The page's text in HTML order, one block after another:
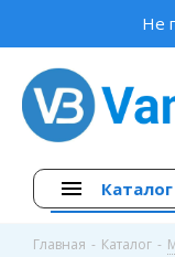
Не
Каталог
Главная - Каталог -